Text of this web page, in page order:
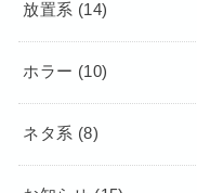
放置系 (14)
ホラー (10)
ネタ系 (8)